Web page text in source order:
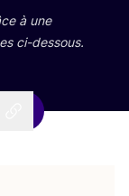
à une
ci-dessous.